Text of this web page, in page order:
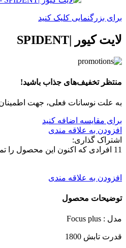
برای بزرگنمایی کلیک کنید
لایت کیور |SPIDENT
منتظر تخفیف‌های جذاب باشید!
به علت نوسانات فعلی، جهت
برای مقایسه اضافه کنید
افزودن به علاقه مندی
اشتراک گذاری:
11 افرادی که اکنون این محصول را
افزودن به علاقه مندی
توضیحات محصول
مدل : Focus plus
قدرت تابش 1800